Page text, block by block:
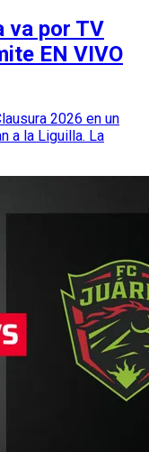
va por TV
EN VIVO
2026 en un
a la Liguilla. La